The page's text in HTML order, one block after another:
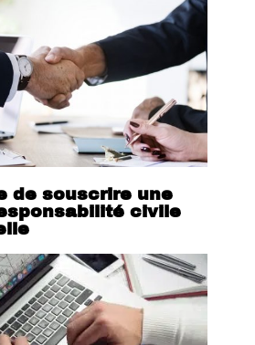
de souscrire une
civile